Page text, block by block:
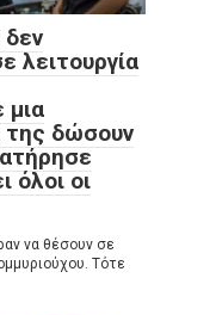
δεν
λειτουργία
μια
της δώσουν
όλοι οι
να θέσουν σε
Τότε